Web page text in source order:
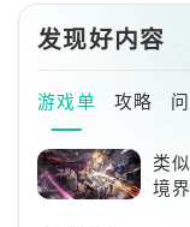
发现好内容
游戏单 攻略
类
境